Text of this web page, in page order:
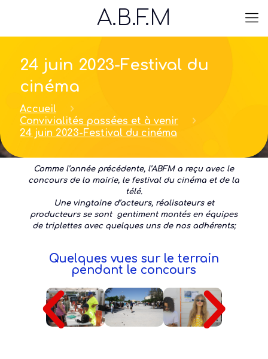
A.B.F.M
24 juin 2023-Festival du
cinéma
Accueil
Convivialités passées et à venir
24 juin 2023-Festival du cinéma
Comme l’année précédente, l’ABFM a reçu avec le
concours de la mairie, le festival du cinéma et de la
télé.
Une vingtaine d’acteurs, réalisateurs et
producteurs se sont gentiment montés en équipes
de triplettes avec quelques uns de nos adhérents;
Quelques vues sur le terrain
pendant le concours